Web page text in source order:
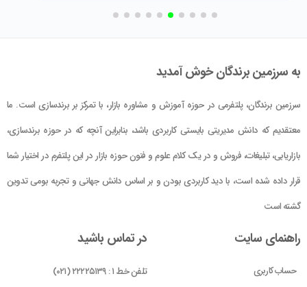
به سرزمین برندگان خوش آمدید
سرزمین برندگان، پلتفرمی در حوزه آموزش و مشاوره بازار، با تمرکز بر برندسازی است. ما
معتقدیم که دانش مدیریتی بایستی کاربردی باشد، بنابراین آنچه که در حوزه برندسازی،
بازاریابی، تبلیغات، فروش و در یک کلام علوم و فنون حوزه بازار در این پلتفرم در اختیار شما
قرار داده شده است، با دید کاربردی بودن و بر اساس دانش جهانی و تجربه بومی تدوین
گشته است
راهنمای سایت
حساب کاربری
در تماس باشید
تلفن خط ۱ : ۲۲۲۲۵۱۳۹ (۰۲۱)